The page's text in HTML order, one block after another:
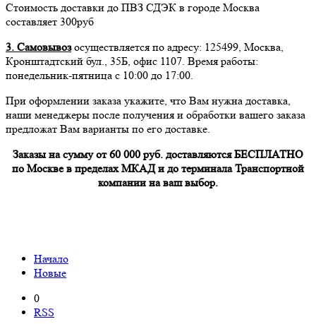
Стоимость доставки до ПВЗ СДЭК в городе Москва
составляет 300руб
3. Самовывозосуществляется по адресу: 125499, Москва,
Кронштадтский бул., 35Б, офис 1107. Время работы:
понедельник-пятница с 10:00 до 17:00.
При оформлении заказа укажите, что Вам нужна доставка,
наши менеджеры после получения и обработки вашего заказа
предложат Вам варианты по его доставке.
Заказы на сумму от 60 000 руб. доставляются БЕСПЛАТНО
по Москве в пределах МКАД и до терминала Транспортной
компании на ваш выбор.
Начало
Новые
0
RSS